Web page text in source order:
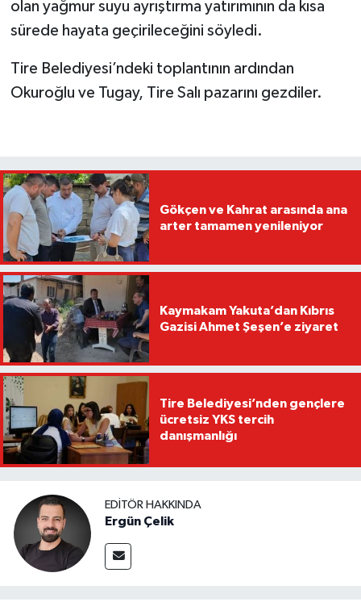
olan yağmur suyu ayrıştırma yatırımının da kısa
sürede hayata geçirileceğini söyledi.
Tire Belediyesi’ndeki toplantının ardından
Okuroğlu ve Tugay, Tire Salı pazarını gezdiler.
Gökçen ve Kahrat arasında ana
arter tamamen yenileniyor
Kaymakam Yakuta’dan Kıbrıs
Gazisi Ahmet Şeşen’e ziyaret
Tire Belediyesi’nden gençlere
ücretsiz YKS tercih
danışmanlığı
EDITÖR HAKKINDA
Ergün Çelik